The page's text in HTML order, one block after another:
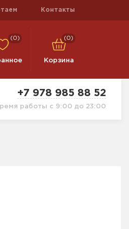
Контакты
(0) (0)
Корзина
+7 978 985 88 52
работы с 9:00 до 23:00